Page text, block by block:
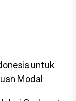
untuk
Modal